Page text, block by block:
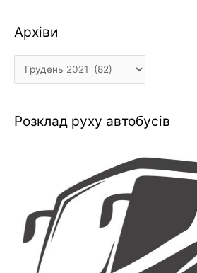
Архіви
Архіви
Розклад руху автобусів